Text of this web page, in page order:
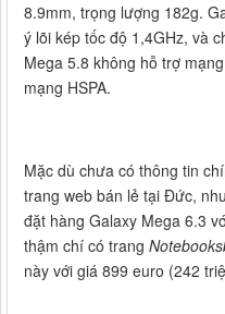
8.9mm, trọng lượng 182g.
ý lõi kép tốc độ 1,4GHz, và
Mega 5.8 không hỗ trợ
mạng HSPA.
Mặc dù chưa có thông tin
trang web bán lẻ tại Đức,
đặt hàng Galaxy Mega 6.3
thậm chí có trang
này với giá 899 euro (242